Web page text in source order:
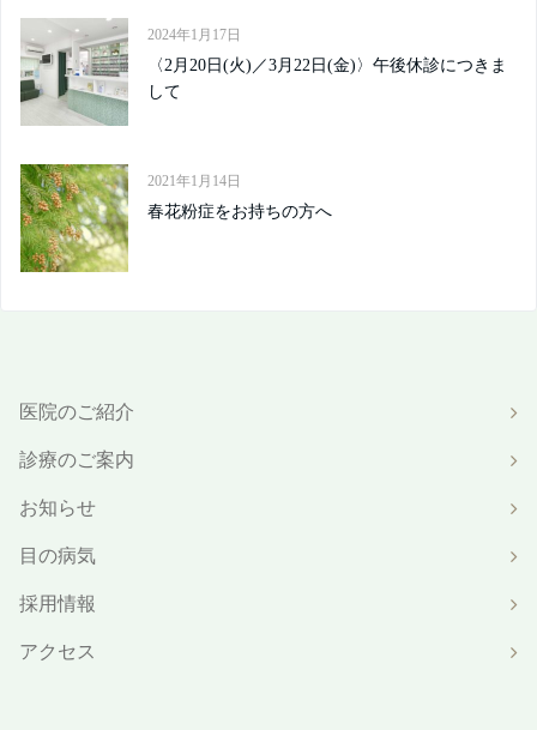
2024年1月17日
〈2月20日(火)／3月22日(金)〉午後休診につきま
して
2021年1月14日
春花粉症をお持ちの方へ
医院のご紹介
診療のご案内
お知らせ
目の病気
採用情報
アクセス